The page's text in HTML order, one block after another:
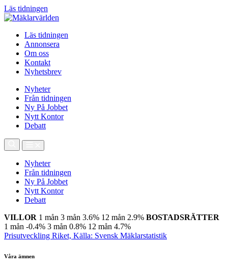
Läs tidningen
Läs tidningen
Annonsera
Om oss
Kontakt
Nyhetsbrev
Nyheter
Från tidningen
Ny På Jobbet
Nytt Kontor
Debatt
Nyheter
Från tidningen
Ny På Jobbet
Nytt Kontor
Debatt
VILLOR 1 mån 3 mån 3.6% 12 mån 2.9% BOSTADSRÄTTER
1 mån -0.4% 3 mån 0.8% 12 mån 4.7%
Prisutveckling Riket, Källa: Svensk Mäklarstatistik
Våra ämnen